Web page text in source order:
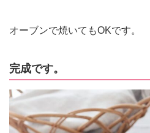
オーブンで焼いてもOKです。
完成です。